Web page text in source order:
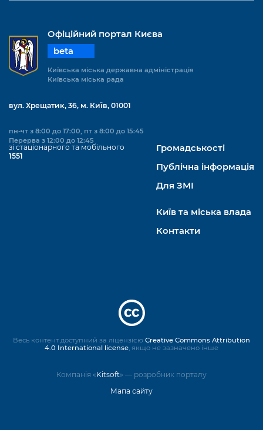
Офіційний портал Києва
beta
Київська міська державна адміністрація
Київська міська рада
вул. Хрещатик, 36, м. Київ, 01001
пн-чт з 8:00 до 17:00, пт з 8:00 до 15:45
Перерва з 12:00 до 12:45
зі стаціонарного та мобільного
1551
Громадськості
Публічна інформація
Для ЗМІ
Київ та міська влада
Контакти
Компанія «Kitsoft» — розробник порталу
Мапа сайту
Весь контент доступний за ліцензією Creative Commons Attribution
4.0 International license , якщо не зазначено інше